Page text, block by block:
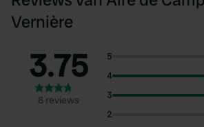
Vernière
3.75
6 reviews
5
4
3
2